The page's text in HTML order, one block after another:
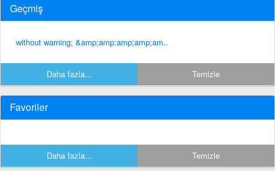
Geçmiş
without warning; &amp;amp;amp;amp;am..
Daha fazla... Temizle
Favoriler
Daha fazla... Temizle